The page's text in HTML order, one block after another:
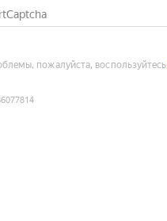
пожалуйста, воспользуйтесь